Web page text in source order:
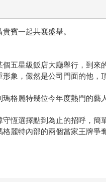
貴賓一起共襄盛舉。
五星級飯店大廳舉行，到
象，儼然是公司門面的他，
格麗特幾位今年度熱門的藝
恆選擇點到為止的招呼，
麗特內部的兩個當家王牌爭
司啊──真有面子呢，兩個男